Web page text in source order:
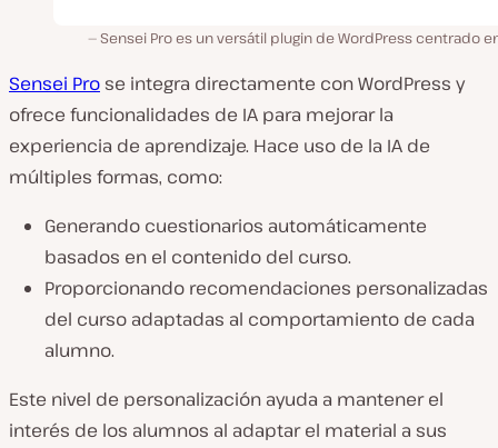
Sensei Pro es un versátil plugin de WordPress centrado
Sensei Pro se integra directamente con WordPress y
ofrece funcionalidades de IA para mejorar la
experiencia de aprendizaje. Hace uso de la IA de
múltiples formas, como:
Generando cuestionarios automáticamente
basados en el contenido del curso.
Proporcionando recomendaciones personalizadas
del curso adaptadas al comportamiento de cada
alumno.
Este nivel de personalización ayuda a mantener el
interés de los alumnos al adaptar el material a sus